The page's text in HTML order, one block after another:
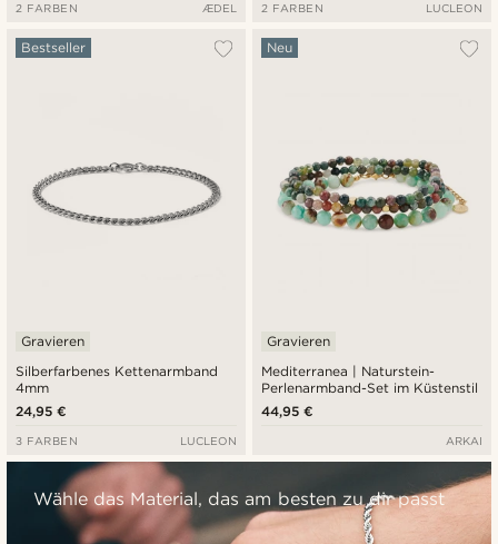
2 FARBEN ÆDEL 2 FARBEN LUCLEON
Silberfarbenes Kettenarmband
4mm
Bestseller
Gravieren
24,95 €
3 FARBEN LUCLEON
Mediterranea | Naturstein-
Perlenarmband-Set im Küstenstil
Neu
Gravieren
44,95 €
ARKAI
Wähle das Material, das am besten zu dir passt